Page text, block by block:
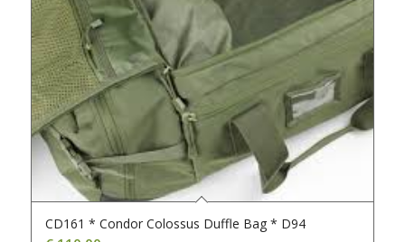
CD161 * Condor Colossus Duffle Bag * D94